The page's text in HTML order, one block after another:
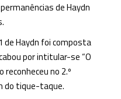
de Haydn
de Haydn foi composta
por intitular-se “O
reconheceu no 2.º
do tique-taque.